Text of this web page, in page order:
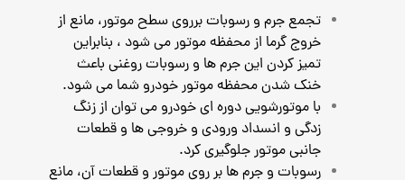
تجمع جرم و رسوبات برروی سطح موتور، مانع از
خروج گرما از محفظه موتور می شود ، بنابراین
تمیز کردن این جرم ها و رسوبات روغنی باعث
خنک شدن محفظه موتور خودرو شما می شود.
با موتورشویی دوره ای خودرو می توان از زنگ
زدگی و انسداد ورودی و خروجی ها و قطعات
جانبی موتور جلوگیری کرد.
رسوبات و جرم ها بر روی موتور و قطعات آن، مانع